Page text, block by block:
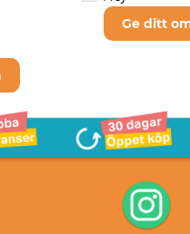
Ge ditt